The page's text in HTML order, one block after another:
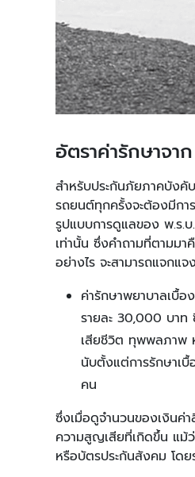
อัตราค่ารักษาจ
สำหรับประกันภัยภาคบังคั
รถยนต์ทุกครั้งจะต้องมีกา
รูปแบบการดูแลของ พ.ร.
เท่านั้น ซึ่งคำถามที่ตามม
อย่างไร จะสามารถแจกแ
ค่ารักษาพยาบาลเบื้
รายละ 30,000 บาท
เสียชีวิต ทุพพลภาพ
นับตั้งแต่การรักษาเ
คน
ซึ่งเมื่อดูจำนวนของเงินค่
ความสูญเสียที่เกิดขึ้น แม้
หรือบัตรประกันสังคม โดย